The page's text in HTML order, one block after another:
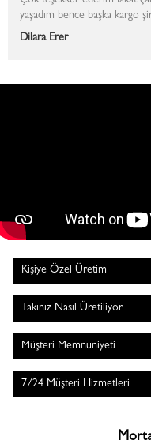
yaşadım bence başka kargo
Dilara Erer
Kişiye Özel Üretim
Takınız Nasıl Üretiliyor
Müşteri Memnuniyeti
7/24 Müşteri Hizmetleri